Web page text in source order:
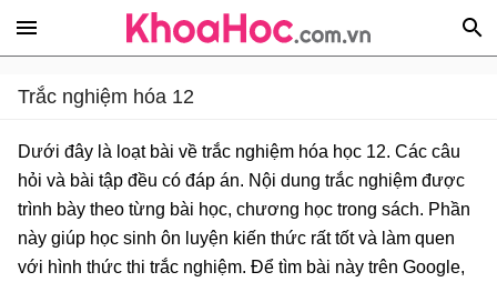
Trắc nghiệm hóa 12
Dưới đây là loạt bài về trắc nghiệm hóa học 12. Các câu
hỏi và bài tập đều có đáp án. Nội dung trắc nghiệm được
trình bày theo từng bài học, chương học trong sách. Phần
này giúp học sinh ôn luyện kiến thức rất tốt và làm quen
với hình thức thi trắc nghiệm. Để tìm bài này trên Google,